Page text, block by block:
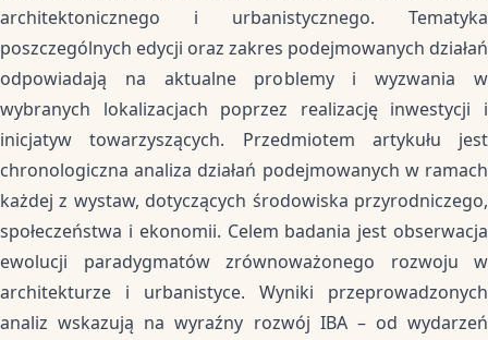
architektonicznego i urbanistycznego. Tematyka
poszczególnych edycji oraz zakres podejmowanych działań
odpowiadają na aktualne problemy i wyzwania w
wybranych lokalizacjach poprzez realizację inwestycji i
inicjatyw towarzyszących. Przedmiotem artykułu jest
chronologiczna analiza działań podejmowanych w ramach
każdej z wystaw, dotyczących środowiska przyrodniczego,
społeczeństwa i ekonomii. Celem badania jest obserwacja
ewolucji paradygmatów zrównoważonego rozwoju w
architekturze i urbanistyce. Wyniki przeprowadzonych
analiz wskazują na wyraźny rozwój IBA – od wydarzeń